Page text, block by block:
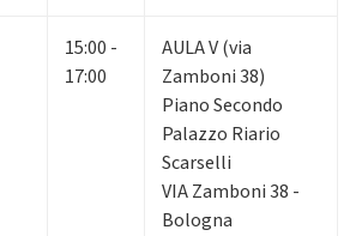
15:00 -
17:00
AULA V (via
Zamboni 38)
Piano Secondo
Palazzo Riario
Scarselli
VIA Zamboni 38 -
Bologna